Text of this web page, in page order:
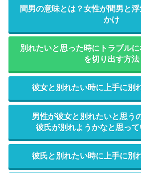
間男の意味とは？女性が間男と
かけ
別れたいと思った時にトラブル
を切り出す方法
彼女と別れたい時に上手に別
男性が彼女と別れたいと思う
彼氏が別れようかなと思っ
彼氏と別れたい時に上手に別